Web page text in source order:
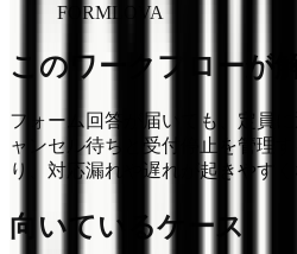
FORMLOVA
このワークフローが
フォーム回答が届いても、定員
ャンセル待ちと受付停止を管理
り、対応漏れや遅れが起きやすく
向いているケース